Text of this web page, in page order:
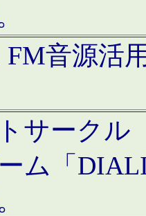
FM音源活
サークル
ム「